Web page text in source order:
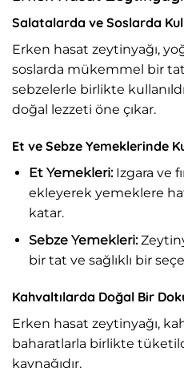
Salatalarda ve Soslarda
Erken hasat zeytinyağı,
soslarda mükemmel bir tat
sebzelerle birlikte
doğal lezzeti öne çıkar.
Et ve Sebze Yemeklerinde
Et Yemekleri:Izgara ve
ekleyerek yemeklere
katar.
Sebze Yemekleri:
bir tat ve sağlıklı bir
Kahvaltılarda Doğal Bir
Erken hasat zeytinyağı,
baharatlarla birlikte
kaynağıdır.